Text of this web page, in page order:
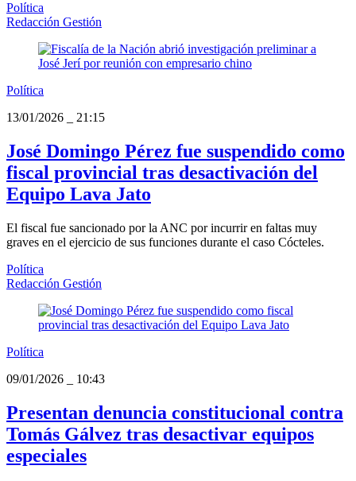
Política
Redacción Gestión
Política
13/01/2026
21:15
José Domingo Pérez fue suspendido como
fiscal provincial tras desactivación del
Equipo Lava Jato
El fiscal fue sancionado por la ANC por incurrir en faltas muy
graves en el ejercicio de sus funciones durante el caso Cócteles.
Política
Redacción Gestión
Política
09/01/2026
10:43
Presentan denuncia constitucional contra
Tomás Gálvez tras desactivar equipos
especiales